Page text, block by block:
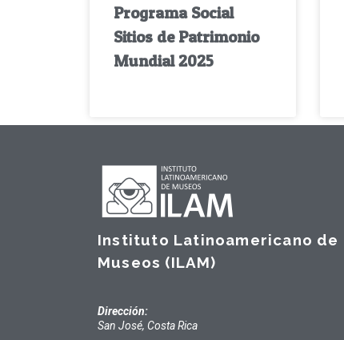
Programa Social
Sitios de Patrimonio
Mundial 2025
Instituto Latinoamericano de
Museos (ILAM)
Dirección:
San José, Costa Rica